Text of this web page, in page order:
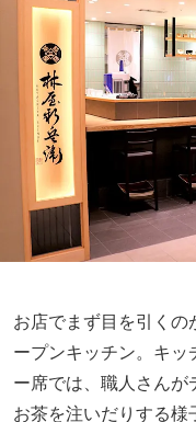
お店でまず目を引く
ープンキッチン。キ
ー席では、職人さん
お茶を注いだりする様